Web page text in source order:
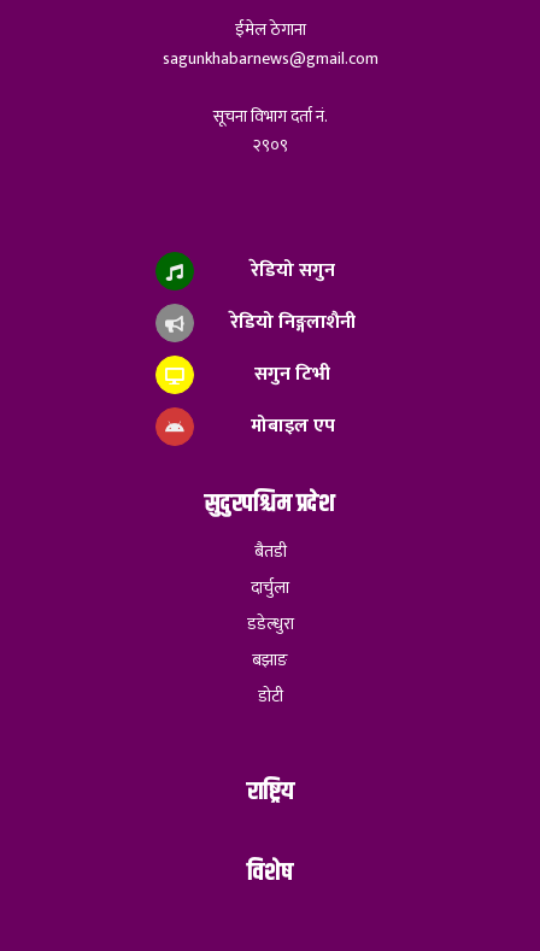
ईमेल ठेगाना
sagunkhabarnews@gmail.com
सूचना विभाग दर्ता नं.
२९०९
रेडियो सगुन
रेडियो निङ्गलाशैनी
सगुन टिभी
मोबाइल एप
सुदुरपश्चिम प्रदेश
बैतडी
दार्चुला
डडेल्धुरा
बझाङ
डोटी
राष्ट्रिय
विशेष